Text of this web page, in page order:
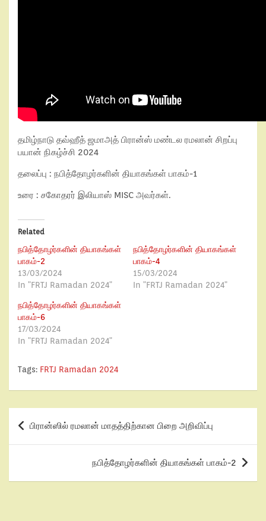
தமிழ்நாடு தவ்ஹீத் ஜமாஅத் பிரான்ஸ் மண்டல ரமலான் சிறப்பு
பயான் நிகழ்ச்சி 2024
தலைப்பு : நபித்தோழர்களின் தியாகங்கள் பாகம்-1
உரை : சகோதரர் இலியாஸ் MISC அவர்கள்.
Related
நபித்தோழர்களின் தியாகங்கள்
பாகம்-2
13/03/2024
In "FRTJ Ramadan 2024"
நபித்தோழர்களின் தியாகங்கள்
பாகம்-4
15/03/2024
In "FRTJ Ramadan 2024"
நபித்தோழர்களின் தியாகங்கள்
பாகம்-6
17/03/2024
In "FRTJ Ramadan 2024"
Tags: FRTJ Ramadan 2024
பிரான்ஸில் ரமலான் மாதத்திற்கான பிறை அறிவிப்பு
நபித்தோழர்களின் தியாகங்கள் பாகம்-2